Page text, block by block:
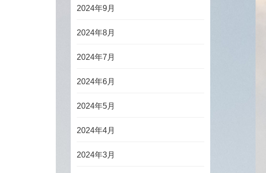
2024年9月
2024年8月
2024年7月
2024年6月
2024年5月
2024年4月
2024年3月